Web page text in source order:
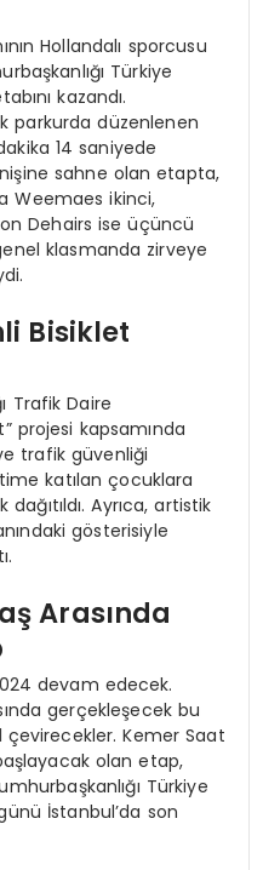
Hollandalı sporcusu
Türkiye
kazandı.
parkurda düzenlenen
14 saniyede
sahne olan etapta,
Weemaes ikinci,
Dehairs ise üçüncü
klasmanda zirveye
Bisiklet
Trafik Daire
projesi kapsamında
trafik güvenliği
katılan çocuklara
Ayrıca, artistik
gösterisiyle
Arasında
devam edecek.
gerçekleşecek bu
Kemer Saat
olan etap,
Türkiye
İstanbul’da son